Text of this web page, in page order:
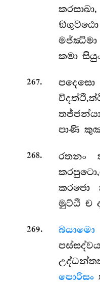
මජ්ඣිමා
කමා
267.
පාණි
268.
රතනං
කරජො
මුට්ඨි ච
269. බ්යාමො
පොරිසං